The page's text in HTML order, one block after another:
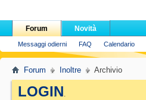
Forum
Messaggi odierni FAQ Calendario
Novità
Forum Inoltre Archivio
LOGIN.